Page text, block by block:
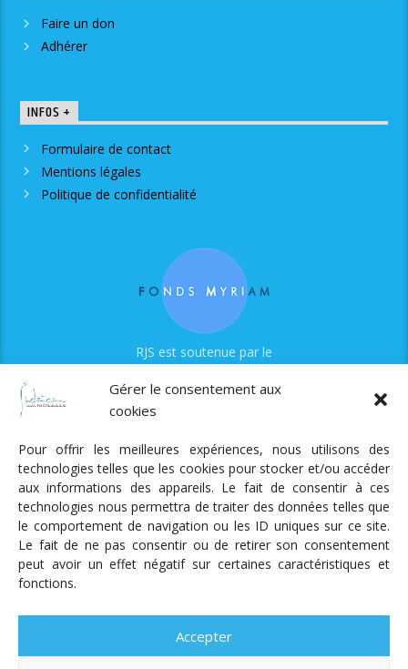
Gérer le consentement aux
cookies
Pour offrir les meilleures expériences, nous utilisons des
technologies telles que les cookies pour stocker et/ou accéder
aux informations des appareils. Le fait de consentir à ces
technologies nous permettra de traiter des données telles que
le comportement de navigation ou les ID uniques sur ce site.
Le fait de ne pas consentir ou de retirer son consentement
peut avoir un effet négatif sur certaines caractéristiques et
fonctions.
Accepter
Faire un don
Adhérer
INFOS +
Formulaire de contact
Mentions légales
Politique de confidentialité
RJS est soutenue par le
Radio Judaica Strasbourg
Tous droits réservés
RADIO JUDAÏCA
ÉMISSIONS ET GRILLE DES PROGRAMMES
PODCASTS
UN DON
ADHÉRER MENTIONS LÉGALES
RÉAL.